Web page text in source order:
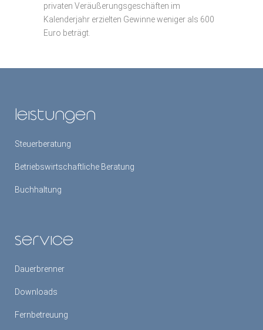
privaten Veräußerungsgeschäften im
Kalenderjahr erzielten Gewinne weniger als 600
Euro beträgt.
leistungen
Steuerberatung
Betriebswirtschaftliche Beratung
Buchhaltung
service
Dauerbrenner
Downloads
Fernbetreuung